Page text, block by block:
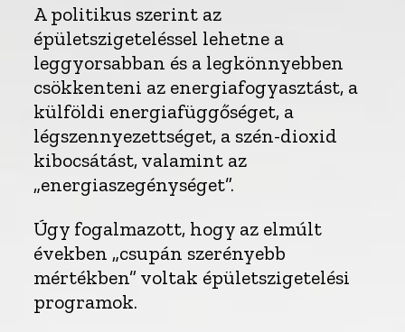
A politikus szerint az
épületszigeteléssel lehetne a
leggyorsabban és a legkönnyebben
csökkenteni az energiafogyasztást, a
külföldi energiafüggőséget, a
légszennyezettséget, a szén-dioxid
kibocsátást, valamint az
„energiaszegénységet”.
Úgy fogalmazott, hogy az elmúlt
években „csupán szerényebb
mértékben” voltak épületszigetelési
programok.